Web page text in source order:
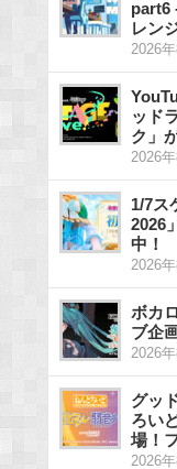
part6
レン
2026
ッド
ク」
2026
1/7ス
2026
中！
2026
ボカ
ブ企
2026
グッ
ろい
場！
2026